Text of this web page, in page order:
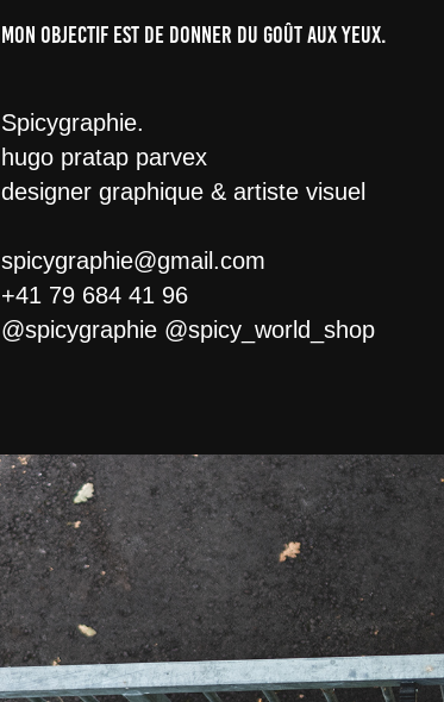
Mon objectif est de donner du goût aux yeux.
Spicygraphie.
hugo pratap parvex
designer graphique & artiste visuel
spicygraphie@gmail.com
+41 79 684 41 96
@spicygraphie @spicy_world_shop